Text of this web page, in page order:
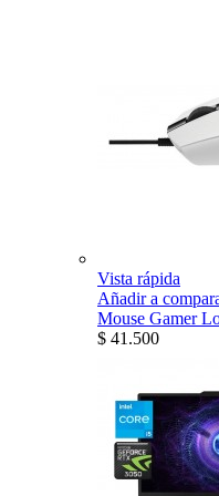
Vista rápida
Añadir a
Mouse Gamer
$ 41.500